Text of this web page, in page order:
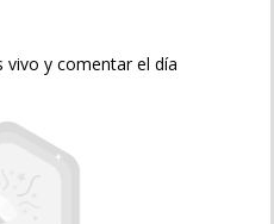
y comentar el día